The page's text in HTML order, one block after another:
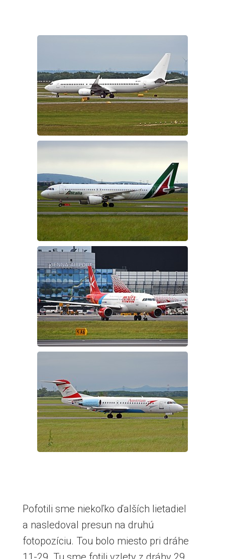
Pofotili sme niekoľko ďalších lietadiel
a nasledoval presun na druhú
fotopozíciu. Tou bolo miesto pri dráhe